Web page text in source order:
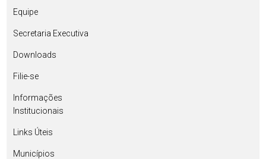
Equipe
Secretaria Executiva
Downloads
Filie-se
Informações
Institucionais
Links Úteis
Municípios